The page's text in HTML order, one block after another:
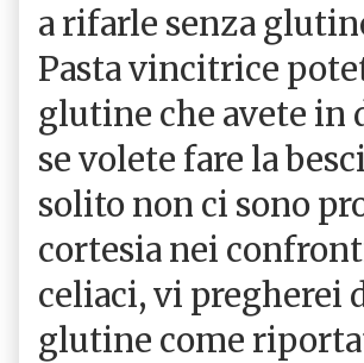
a rifarle senza
Pasta vincitrice
glutine che avete in
se volete fare la
solito non ci sono
cortesia nei
celiaci, vi pregherei
glutine come